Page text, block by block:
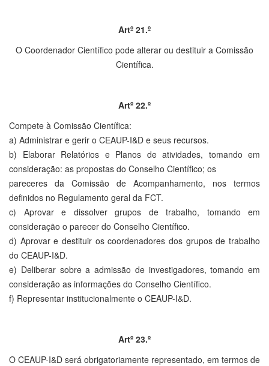
Artº 21.º
O Coordenador Científico pode alterar ou destituir a Comissão
Científica.
Artº 22.º
Compete à Comissão Científica:
a) Administrar e gerir o CEAUP-I&D e seus recursos.
b) Elaborar Relatórios e Planos de atividades, tomando em
consideração: as propostas do Conselho Científico; os
pareceres da Comissão de Acompanhamento, nos termos
definidos no Regulamento geral da FCT.
c) Aprovar e dissolver grupos de trabalho, tomando em
consideração o parecer do Conselho Científico.
d) Aprovar e destituir os coordenadores dos grupos de trabalho
do CEAUP-I&D.
e) Deliberar sobre a admissão de investigadores, tomando em
consideração as informações do Conselho Científico.
f) Representar institucionalmente o CEAUP-I&D.
Artº 23.º
O CEAUP-I&D será obrigatoriamente representado, em termos de